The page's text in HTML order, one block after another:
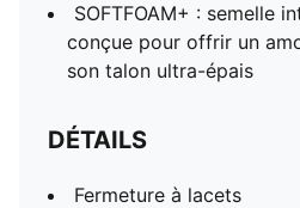
SOFTFOAM+ : semelle
conçue pour offrir un
son talon ultra-épais
DÉTAILS
Fermeture à lacets